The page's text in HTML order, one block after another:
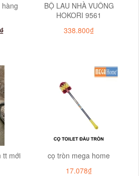
BỘ LAU NHÀ VUÔNG
HOKORI 9561
338.800₫
tt mới
cọ tròn mega home
17.078₫